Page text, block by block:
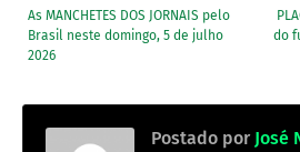
do
As MANCHETES DOS JORNAIS pelo
Brasil neste domingo, 5 de julho
2026
Postado por José